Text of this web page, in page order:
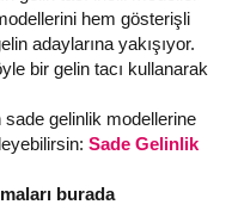
hem gösterişli
adaylarına yakışıyor.
bir gelin tacı kullanarak
sade gelinlik modellerine
Sade Gelinlik
burada